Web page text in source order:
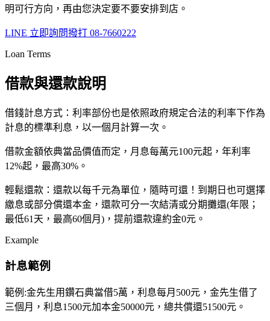
明可行方向，再由您決定要不要安排到店。
LINE 立即詢問撥打 08-7660222
Loan Terms
借款與還款說明
借錢計息方式：利率部份也是依照政府規定合法的利率下作為
計息的標準利息，以一個月計算一次。
借款金額依典當品價值而定，月息每萬元100元起，年利率
12%起，最高30%。
輕鬆還款：還款以每千元為單位，隨時可還！到期日也可選擇
繳息或部分償還本金，還款可分一次結清或分期攤還(年限；
最低61天，最高60個月)，提前還款違約金0元。
Example
計息範例
範例:金先生用鑽石典當借5萬，利息每月500元，金先生借了
三個月，利息1500元加本金50000元，總共償還51500元。